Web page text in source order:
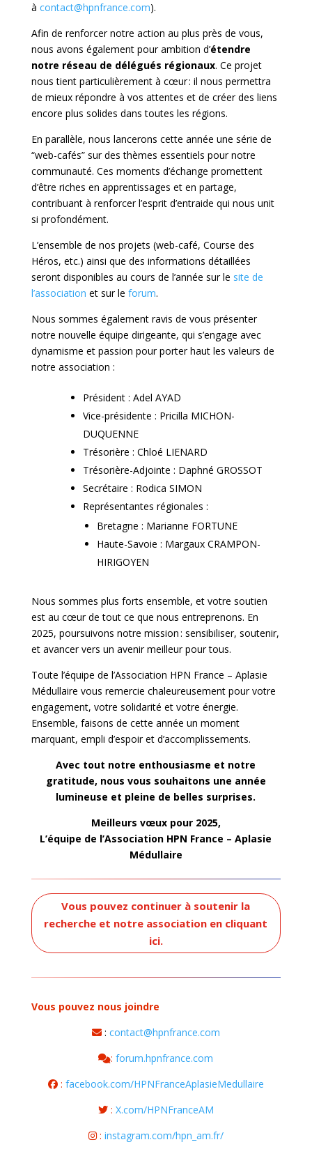
à contact@hpnfrance.com).
Afin de renforcer notre action au plus près de vous,
nous avons également pour ambition d’étendre
notre réseau de délégués régionaux. Ce projet
nous tient particulièrement à cœur : il nous permettra
de mieux répondre à vos attentes et de créer des liens
encore plus solides dans toutes les régions.
En parallèle, nous lancerons cette année une série de
“web-cafés” sur des thèmes essentiels pour notre
communauté. Ces moments d’échange promettent
d’être riches en apprentissages et en partage,
contribuant à renforcer l’esprit d’entraide qui nous unit
si profondément.
L’ensemble de nos projets (web-café, Course des
Héros, etc.) ainsi que des informations détaillées
seront disponibles au cours de l’année sur le site de
l’association et sur le forum.
Nous sommes également ravis de vous présenter
notre nouvelle équipe dirigeante, qui s’engage avec
dynamisme et passion pour porter haut les valeurs de
notre association :
Président : Adel AYAD
Vice-présidente : Pricilla MICHON-
DUQUENNE
Trésorière : Chloé LIENARD
Trésorière-Adjointe : Daphné GROSSOT
Secrétaire : Rodica SIMON
Représentantes régionales :
Bretagne : Marianne FORTUNE
Haute-Savoie : Margaux CRAMPON-
HIRIGOYEN
Nous sommes plus forts ensemble, et votre soutien
est au cœur de tout ce que nous entreprenons. En
2025, poursuivons notre mission : sensibiliser, soutenir,
et avancer vers un avenir meilleur pour tous.
Toute l’équipe de l’Association HPN France – Aplasie
Médullaire vous remercie chaleureusement pour votre
engagement, votre solidarité et votre énergie.
Ensemble, faisons de cette année un moment
marquant, empli d’espoir et d’accomplissements.
Avec tout notre enthousiasme et notre
gratitude, nous vous souhaitons une année
lumineuse et pleine de belles surprises.
Meilleurs vœux pour 2025,
L’équipe de l’Association HPN France – Aplasie
Médullaire
Vous pouvez continuer à soutenir la
recherche et notre association en cliquant
ici.
Vous pouvez nous joindre
: contact@hpnfrance.com
:forum.hpnfrance.com
: facebook.com/HPNFranceAplasieMedullaire
: X.com/HPNFranceAM
: instagram.com/hpn_am.fr/